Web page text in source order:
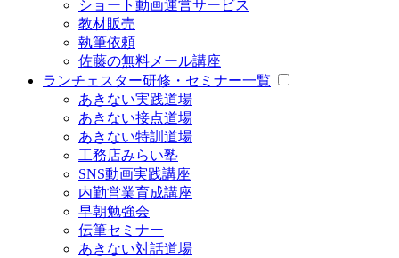
ショート動画運営サービス
教材販売
執筆依頼
佐藤の無料メール講座
ランチェスター研修・セミナー一覧
あきない実践道場
あきない接点道場
あきない特訓道場
工務店みらい塾
SNS動画実践講座
内勤営業育成講座
早朝勉強会
伝筆セミナー
あきない対話道場